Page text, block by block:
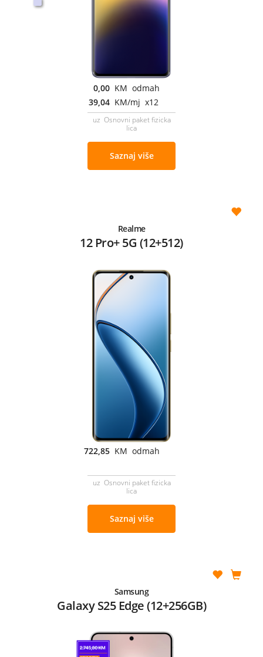
0,00 KM odmah
39,04 KM/mj x12
uz Osnovni paket fizicka
lica
Saznaj više
Realme
12 Pro+ 5G (12+512)
722,85 KM odmah
uz Osnovni paket fizicka
lica
Saznaj više
Samsung
Galaxy S25 Edge (12+256GB)